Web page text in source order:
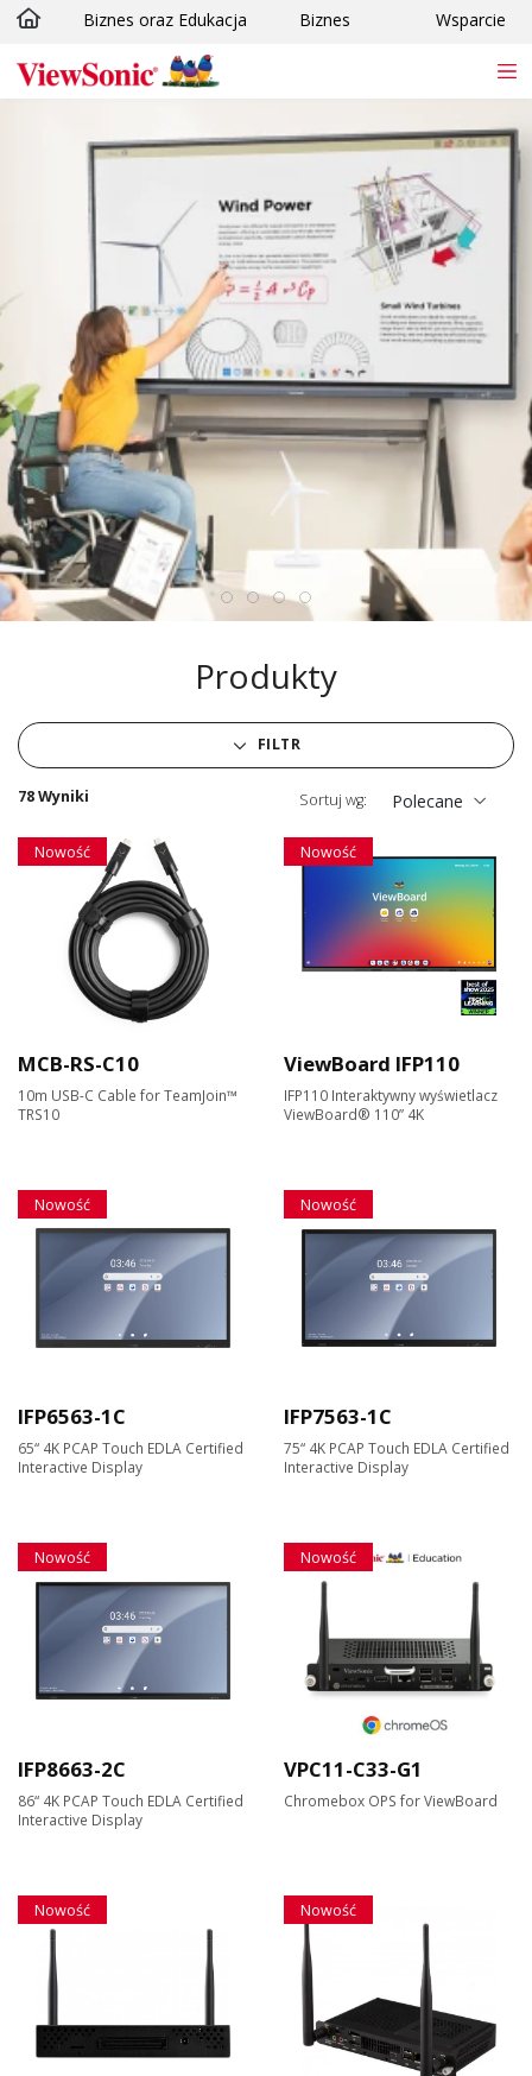
Skip to main content
Biznes oraz Edukacja Biznes Wsparcie
Produkty
FILTR
78 Wyniki Sortuj wg: Polecane
Nowość
MCB-RS-C10
10m USB-C Cable for TeamJoin™
TRS10
Nowość
ViewBoard IFP110
IFP110 Interaktywny wyświetlacz
ViewBoard® 110” 4K
Nowość
IFP6563-1C
65“ 4K PCAP Touch EDLA Certified
Interactive Display
Nowość
IFP7563-1C
75“ 4K PCAP Touch EDLA Certified
Interactive Display
Nowość
IFP8663-2C
86“ 4K PCAP Touch EDLA Certified
Interactive Display
Nowość
VPC11-C33-G1
Chromebox OPS for ViewBoard
Nowość Nowość